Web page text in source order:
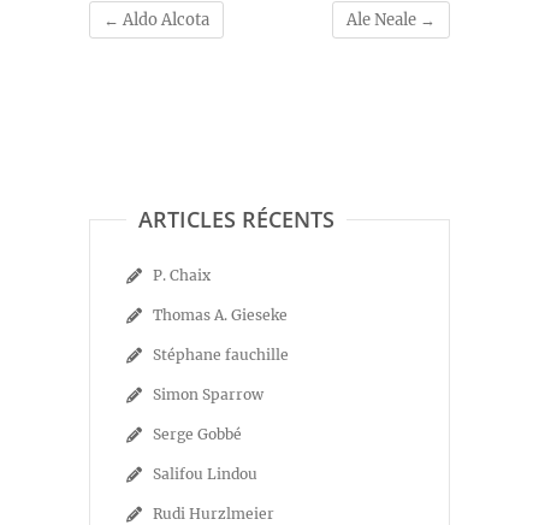
← Aldo Alcota Ale Neale →
ARTICLES RÉCENTS
P. Chaix
Thomas A. Gieseke
Stéphane fauchille
Simon Sparrow
Serge Gobbé
Salifou Lindou
Rudi Hurzlmeier